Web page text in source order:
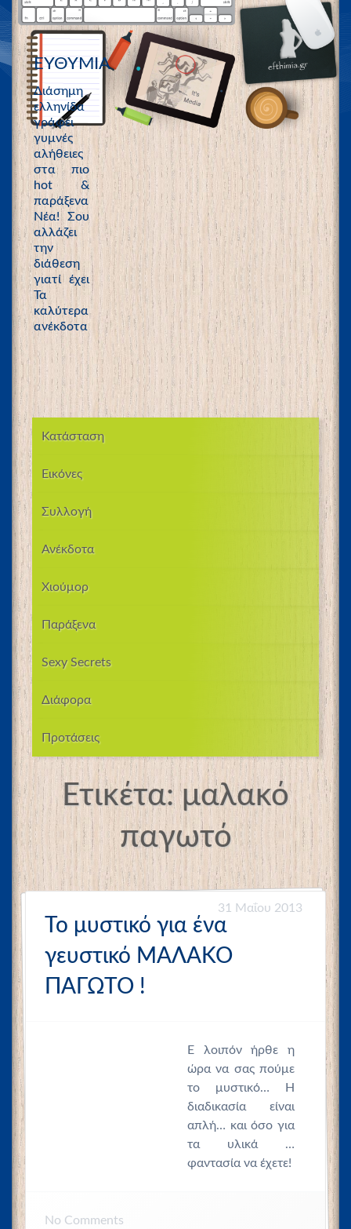
ΕΥΘΥΜΙΑ
Διάσημη
ελληνίδα
γράφει
γυμνές
αλήθειες
στα πιο
hot &
παράξενα
Νέα! Σου
αλλάζει
την
διάθεση
γιατί έχει
Τα
καλύτερα
ανέκδοτα
Κατάσταση
Εικόνες
Συλλογή
Ανέκδοτα
Χιούμορ
Παράξενα
Sexy Secrets
Διάφορα
Προτάσεις
Ετικέτα:μαλακό
παγωτό
31 Μαΐου 2013
Το μυστικό για ένα
γευστικό ΜΑΛΑΚΟ
ΠΑΓΩΤΟ !
Ε λοιπόν ήρθε η
ώρα να σας πούμε
το μυστικό… Η
διαδικασία είναι
απλή… και όσο για
τα υλικά …
φαντασία να έχετε!
No Comments